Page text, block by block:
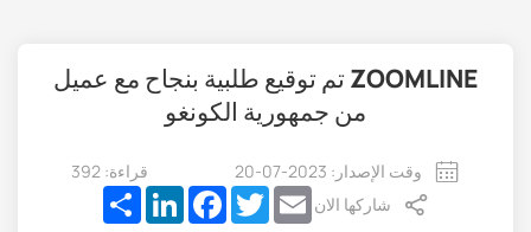
ZOOMLINE تم توقيع طلبية بنجاح مع عميل
من جمهورية الكونغو
وقت الإصدار: 2023-07-20
قراءة: 392
شاركها الان
Share
LinkedInFacebookTwitterEmail